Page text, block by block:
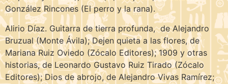
González Rincones (El perro y la rana).
Alirio Díaz. Guitarra de tierra profunda, de Alejandro
Bruzual (Monte Ávila); Dejen quieta a las flores, de
Mariana Ruiz Oviedo (Zócalo Editores); 1909 y otras
historias, de Leonardo Gustavo Ruiz Tirado (Zócalo
Editores); Dios de abrojo, de Alejandro Vivas Ramírez;